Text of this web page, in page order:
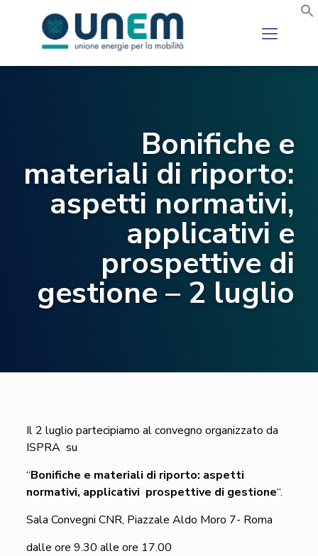
Bonifiche e
materiali di riporto:
aspetti normativi,
applicativi e
prospettive di
gestione – 2 luglio
Il 2 luglio partecipiamo al convegno organizzato da
ISPRA su
“Bonifiche e materiali di riporto: aspetti
normativi, applicativi prospettive di gestione“.
Sala Convegni CNR, Piazzale Aldo Moro 7- Roma
dalle ore 9.30 alle ore 17.00